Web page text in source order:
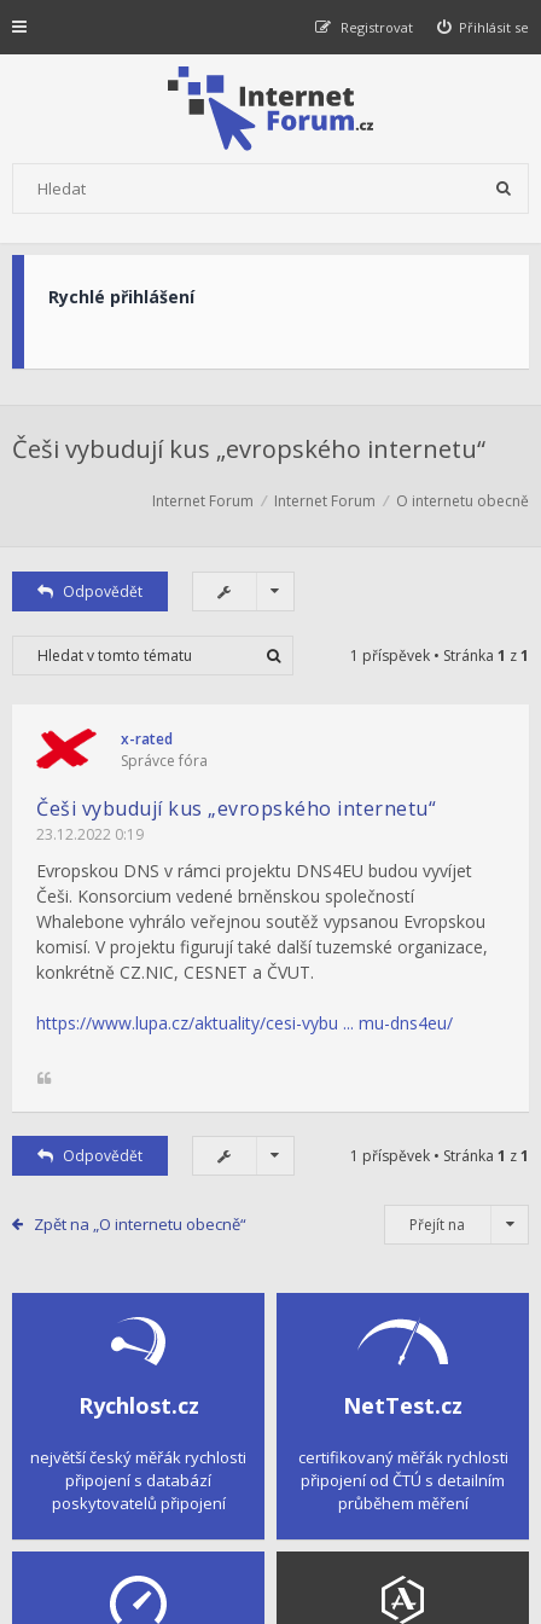
Přihlásit se
Registrovat
Rychlé přihlášení
Češi vybudují kus „evropského internetu“
Internet Forum Internet Forum O internetu obecně
Odpovědět
1 příspěvek • Stránka 1 z1
x-rated
Správce fóra
Češi vybudují kus „evropského internetu“
23.12.2022 0:19
Evropskou DNS v rámci projektu DNS4EU budou vyvíjet
Češi. Konsorcium vedené brněnskou společností
Whalebone vyhrálo veřejnou soutěž vypsanou Evropskou
komisí. V projektu figurují také další tuzemské organizace,
konkrétně CZ.NIC, CESNET a ČVUT.
https://www.lupa.cz/aktuality/cesi-vybu ... mu-dns4eu/
Odpovědět 1 příspěvek • Stránka 1 z1
Zpět na „O internetu obecně“ Přejít na
Rychlost.cz
největší český měřák rychlosti
připojení s databází
poskytovatelů připojení
NetTest.cz
certifikovaný měřák rychlosti
připojení od ČTÚ s detailním
průběhem měření